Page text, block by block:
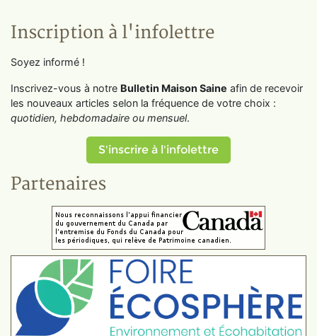
Inscription à l'infolettre
Soyez informé !
Inscrivez-vous à notre Bulletin Maison Saine afin de recevoir
les nouveaux articles selon la fréquence de votre choix :
quotidien, hebdomadaire ou mensuel.
S'inscrire à l'infolettre
Partenaires